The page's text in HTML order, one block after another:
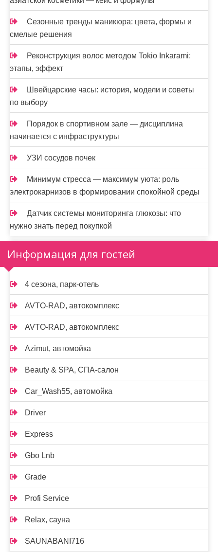
Сезонные тренды маникюра: цвета, формы и
смелые решения
Реконструкция волос методом Tokio Inkarami:
этапы, эффект
Швейцарские часы: история, модели и советы
по выбору
Порядок в спортивном зале — дисциплина
начинается с инфраструктуры
УЗИ сосудов почек
Минимум стресса — максимум уюта: роль
электрокарнизов в формировании спокойной среды
Датчик системы мониторинга глюкозы: что
нужно знать перед покупкой
Информация для гостей
4 сезона, парк-отель
AVTO-RAD, автокомплекс
AVTO-RAD, автокомплекс
Azimut, автомойка
Beauty & SPA, СПА-салон
Car_Wash55, автомойка
Driver
Express
Gbo Lnb
Grade
Profi Service
Relax, сауна
SAUNABANI716